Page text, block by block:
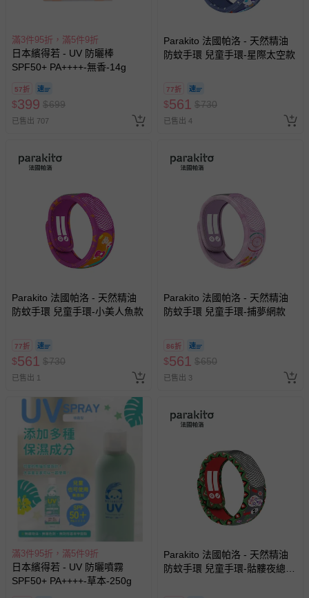
滿3件95折，滿5件9折
日本繽得若 - UV 防曬棒
SPF50+ PA++++-無香-14g
57折
$399 $699
已售出 707
Parakito 法國帕洛 - 天然精油
防蚊手環 兒童手環-星際太空款
77折
$561 $730
已售出 4
Parakito 法國帕洛 - 天然精油
防蚊手環 兒童手環-小美人魚款
77折
$561 $730
已售出 1
Parakito 法國帕洛 - 天然精油
防蚊手環 兒童手環-捕夢網款
86折
$561 $650
已售出 3
滿3件95折，滿5件9折
日本繽得若 - UV 防曬噴霧
SPF50+ PA++++-草本-250g
Parakito 法國帕洛 - 天然精油
防蚊手環 兒童手環-骷髏夜總會